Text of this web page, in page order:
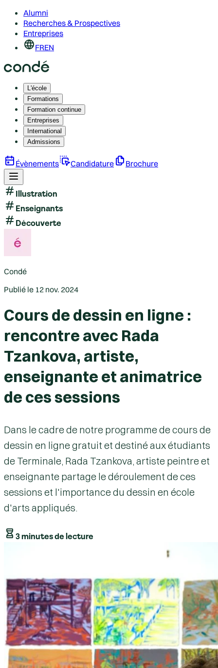
Alumni
Recherches & Prospectives
Entreprises
FREN
L'école
Formations
Formation continue
Entreprises
International
Admissions
Évènements Candidature Brochure
Illustration
Enseignants
Découverte
Condé
Publié le 12 nov. 2024
Cours de dessin en ligne :
rencontre avec Rada
Tzankova, artiste,
enseignante et animatrice
de ces sessions
Dans le cadre de notre programme de cours de
dessin en ligne gratuit et destiné aux étudiants
de Terminale, Rada Tzankova, artiste peintre et
enseignante partage le déroulement de ces
sessions et l'importance du dessin en école
d'arts appliqués.
3 minutes de lecture